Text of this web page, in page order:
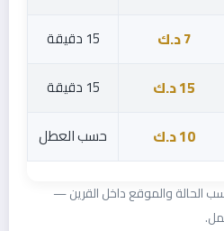
7 د.ك
15 دقيقة
15 د.ك
15 دقيقة
10 د.ك حسب العطل
الحالة والموقع داخل القرين —